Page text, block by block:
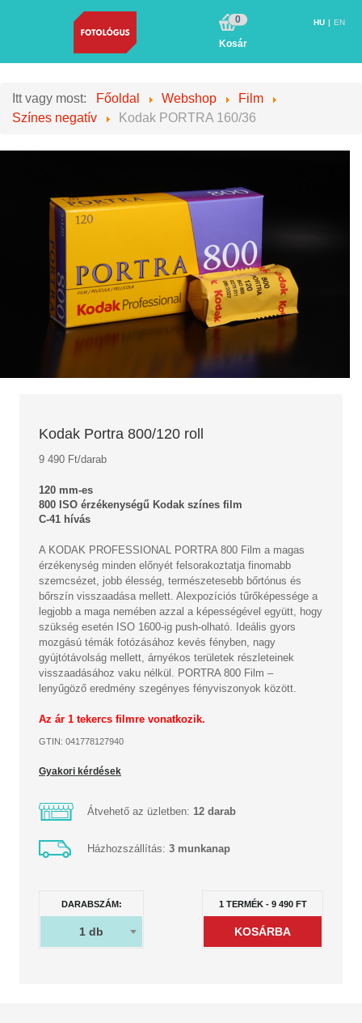
0
Kosár
HU EN
Itt vagy most: Főoldal Webshop
Film
Színes negatív
Kodak PORTRA 160/36
Kodak Portra 800/120 roll
9 490 Ft/darab
120 mm-es
800 ISO érzékenységű Kodak színes film
C-41 hívás
A KODAK PROFESSIONAL PORTRA 800 Film a magas
érzékenység minden előnyét felsorakoztatja finomabb
szemcsézet, jobb élesség, természetesebb bőrtónus és
bőrszín visszaadása mellett. Alexpozíciós tűrőképessége a
legjobb a maga nemében azzal a képességével együtt, hogy
szükség esetén ISO 1600-ig push-olható. Ideális gyors
mozgású témák fotózásához kevés fényben, nagy
gyújtótávolság mellett, árnyékos területek részleteinek
visszaadásához vaku nélkül. PORTRA 800 Film –
lenyűgöző eredmény szegényes fényviszonyok között.
Az ár 1 tekercs filmre vonatkozik.
GTIN: 041778127940
Gyakori kérdések
Átvehető az üzletben: 12 darab
Házhozszállítás: 3 munkanap
DARABSZÁM:
1 db
1 TERMÉK- 9 490FT